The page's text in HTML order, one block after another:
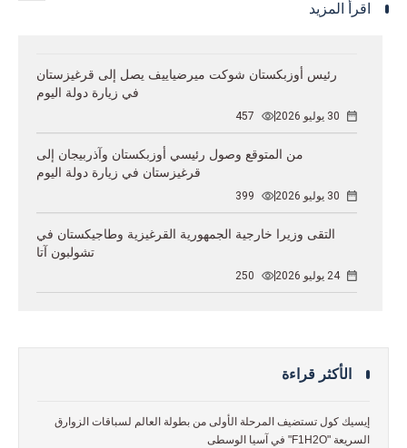
اقرأ المزيد
رئيس أوزبكستان شوكت ميرضياييف يصل إلى قرغيزستان
في زيارة دولة اليوم
30 يوليو 2026 457
من المتوقع وصول رئيسي أوزبكستان وآذربيجان إلى
قرغيزستان في زيارة دولة اليوم
30 يوليو 2026 399
التقى وزيرا خارجية الجمهورية القرغيزية وطاجيكستان في
تشولبون آتا
24 يوليو 2026 250
الأكثر قراءة
إيسيك كول تستضيف المرحلة الأولى من بطولة العالم لسباقات الزوارق
السريعة "F1H2O" في آسيا الوسطى